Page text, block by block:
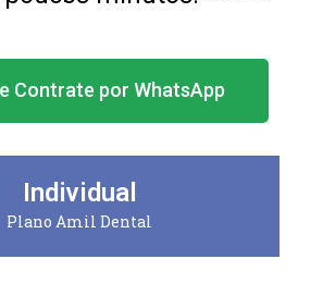
Contrate por WhatsApp
Individual
Plano Amil Dental